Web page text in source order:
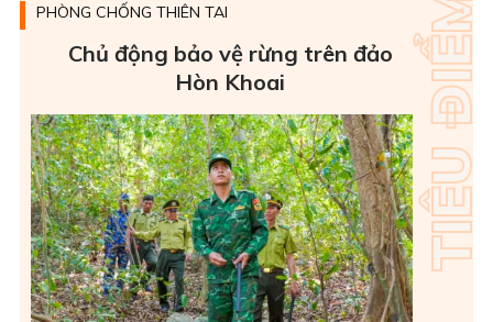
PHÒNG CHỐNG THIÊN TAI
Chủ động bảo vệ rừng trên đảo
Hòn Khoai